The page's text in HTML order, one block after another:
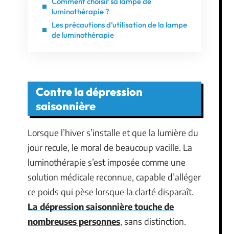
luminothérapie ?
Les précautions d’utilisation de la lampe
de luminothérapie
Contre la dépression
saisonnière
Lorsque l’hiver s’installe et que la lumière du
jour recule, le moral de beaucoup vacille. La
luminothérapie s’est imposée comme une
solution médicale reconnue, capable d’alléger
ce poids qui pèse lorsque la clarté disparaît.
La dépression saisonnière touche de
nombreuses personnes, sans distinction.